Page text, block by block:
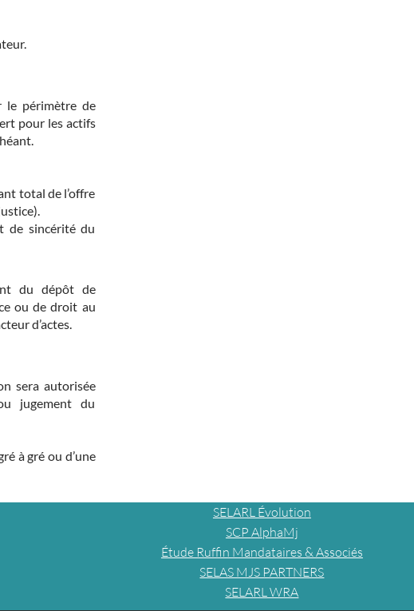
le périmètre de
pour les actifs
total de l’offre
de sincérité du
du dépôt de
ou de droit au
d’actes.
sera autorisée
jugement du
à gré ou d’une
SELARL Évolution
SCP AlphaMj
Étude Ruffin Mandataires & Associés
SELAS MJS PARTNERS
SELARL WRA